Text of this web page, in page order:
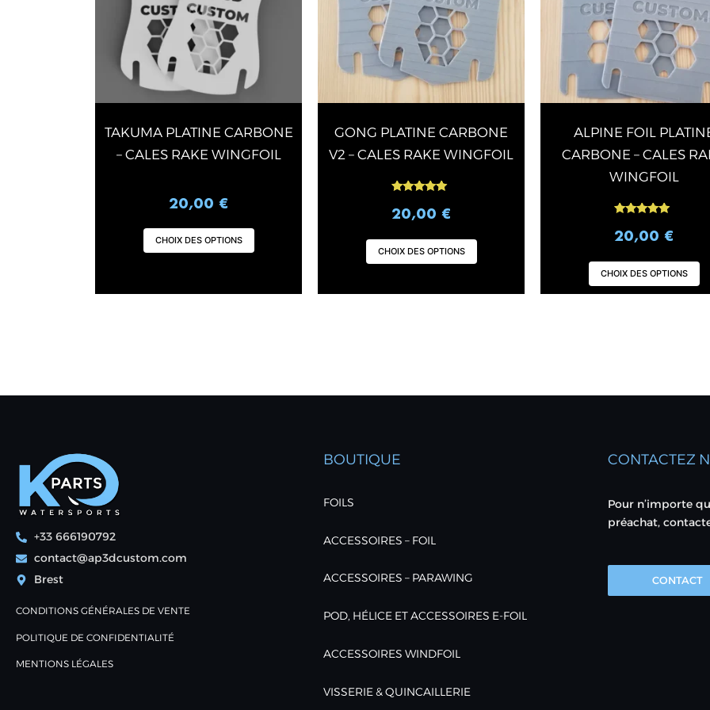
TAKUMA PLATINE CARBONE
– CALES RAKE WINGFOIL
20,00 €
CHOIX DES OPTIONS
la
page
GONG PLATINE CARBONE
V2 – CALES RAKE WINGFOIL
5.00
sur 5
20,00 €
CHOIX DES OPTIONS
Les
être
la
page
ALPINE FOIL
CARBONE – CALES
WINGFOIL
5.00
sur 5
20,00 €
CHOIX DES OPTIONS
+33 666190792
contact@ap3dcustom.com
Brest
CONDITIONS GÉNÉRALES DE VENTE
POLITIQUE DE CONFIDENTIALITÉ
MENTIONS LÉGALES
BOUTIQUE
FOILS
ACCESSOIRES – FOIL
ACCESSOIRES – PARAWING
POD, HÉLICE ET ACCESSOIRES E-FOIL
ACCESSOIRES WINDFOIL
VISSERIE & QUINCAILLERIE
CONTACTEZ
Pour n’importe
préachat,
CONTACT